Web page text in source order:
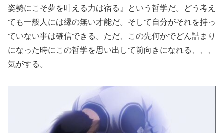
姿勢にこそ夢を叶える力は宿る』という哲学だ。どう考え
ても一般人には縁の無い才能だ。そして自分がそれを持っ
ていない事は確信できる。ただ、この先何かでどん詰まり
になった時にこの哲学を思い出して前向きになれる、、、
気がする。